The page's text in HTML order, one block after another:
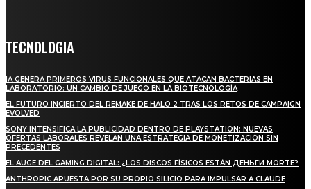
TECNOLOGIA
IA GENERA PRIMEROS VIRUS FUNCIONALES QUE ATACAN BACTERIAS EN
LABORATORIO: UN CAMBIO DE JUEGO EN LA BIOTECNOLOGÍA
EL FUTURO INCIERTO DEL REMAKE DE HALO 2 TRAS LOS RETOS DE CAMPAIGN
EVOLVED
SONY INTENSIFICA LA PUBLICIDAD DENTRO DE PLAYSTATION: NUEVAS
OFERTAS LABORALES REVELAN UNA ESTRATEGIA DE MONETIZACIÓN SIN
PRECEDENTES
EL AUGE DEL GAMING DIGITAL: ¿LOS DISCOS FÍSICOS ESTÁN ДЕНЬГИ MORTE?
ANTHROPIC APUESTA POR SU PROPIO SILICIO PARA IMPULSAR A CLAUDE